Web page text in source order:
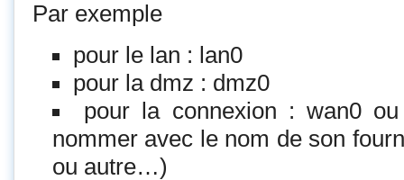
Par exemple
pour le lan : lan0
pour la dmz : dmz0
pour la connexion : wan0
nommer avec le nom de son
ou autre…)